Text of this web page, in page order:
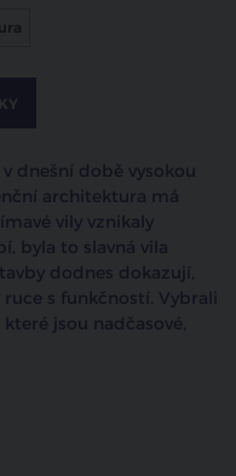
dnešní době vysokou
architektura má
vily vznikaly
byla to slavná vila
dodnes dokazují,
s funkčností. Vybrali
jsou nadčasové,